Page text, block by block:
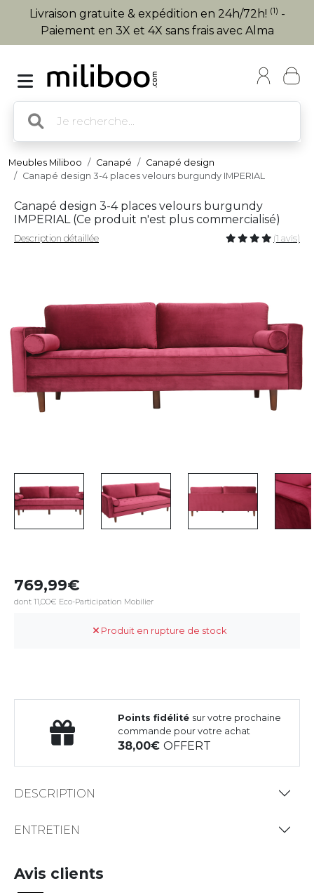
Livraison gratuite & expédition en 24h/72h! (1) -
Paiement en 3X et 4X sans frais avec Alma
Meubles Miliboo Canapé
Canapé design
Canapé design 3-4 places velours burgundy IMPERIAL
Canapé design 3-4 places velours burgundy
IMPERIAL (Ce produit n'est plus commercialisé)
Description détaillée (1 avis)
769,99
dont 11,00€ Eco-Participation Mobilier
Produit en rupture de stock
Points fidélité sur votre prochaine
commande pour votre achat
38,00OFFERT
DESCRIPTION
ENTRETIEN
Avis clients